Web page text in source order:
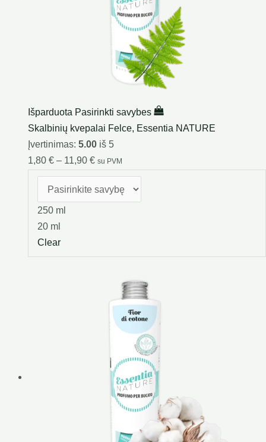
Išparduota Pasirinkti savybes
Skalbinių kvepalai Felce, Essentia NATURE
Įvertinimas: 5.00iš 5
1,80 € – 11,90 € su PVM
250 ml
20 ml
Clear